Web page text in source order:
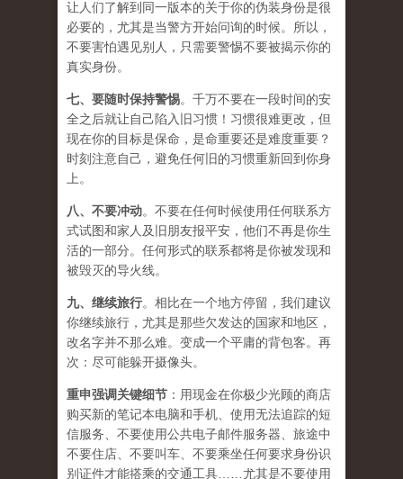
让人们了解到同一版本的关于你的伪装身份是很
必要的，尤其是当警方开始问询的时候。所以，
不要害怕遇见别人，只需要警惕不要被揭示你的
真实身份。
七、要随时保持警惕。千万不要在一段时间的安
全之后就让自己陷入旧习惯！习惯很难更改，但
现在你的目标是保命，是命重要还是难度重要？
时刻注意自己，避免任何旧的习惯重新回到你身
上。
八、 不要冲动。不要在任何时候使用任何联系方
式试图和家人及旧朋友报平安，他们不再是你生
活的一部分。任何形式的联系都将是你被发现和
被毁灭的导火线。
九、 继续旅行。相比在一个地方停留，我们建议
你继续旅行，尤其是那些欠发达的国家和地区，
改名字并不那么难。变成一个平庸的背包客。再
次：尽可能躲开摄像头。
重申强调关键细节 ：用现金在你极少光顾的商店
购买新的笔记本电脑和手机、使用无法追踪的短
信服务、不要使用公共电子邮件服务器、旅途中
不要住店、不要叫车、不要乘坐任何要求身份识
别证件才能搭乘的交通工具……尤其是不要使用